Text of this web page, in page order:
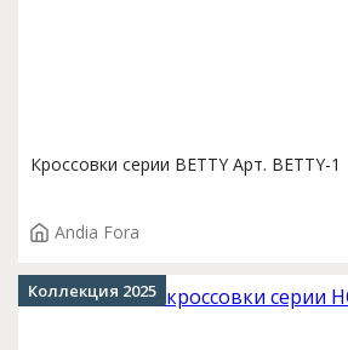
Кроссовки серии BETTY Арт. BETTY-1
Andia Fora
Коллекция 2025